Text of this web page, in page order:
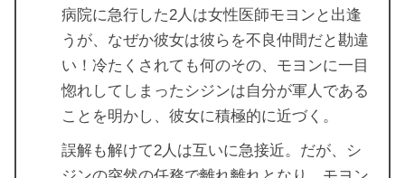
病院に急行した2人は女性医師モヨンと出逢
うが、なぜか彼女は彼らを不良仲間だと勘違
い！冷たくされても何のその、モヨンに一目
惚れしてしまったシジンは自分が軍人である
ことを明かし、彼女に積極的に近づく。
誤解も解けて2人は互いに急接近。だが、シ